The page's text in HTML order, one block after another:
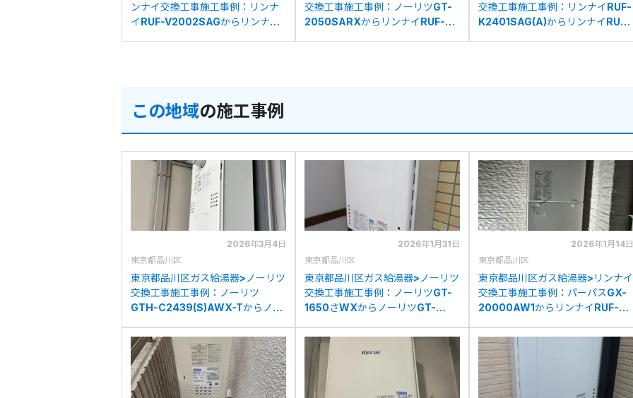
ンナイ交換工事施工事例：リンナ
イRUF-V2002SAGからリンナイ
交換工事施工事例：ノーリツGT-
2050SARXからリンナイRUF-
交換工事施工事例：リンナイRUF-
K2401SAG(A)からリンナイRUF-
この地域の施工事例
2026年3月4日
東京都品川区
東京都品川区ガス給湯器>ノーリツ
交換工事施工事例：ノーリツ
GTH-C2439(S)AWX-Tからノー
への交換
2026年1月31日
東京都品川区
東京都品川区ガス給湯器>ノーリツ
交換工事施工事例：ノーリツGT-
1650さWXからノーリツGT-
2026年1月14日
東京都品川区
東京都品川区ガス給湯器>リンナイ
交換工事施工事例：パーパスGX-
20000AW1からリンナイRUF-